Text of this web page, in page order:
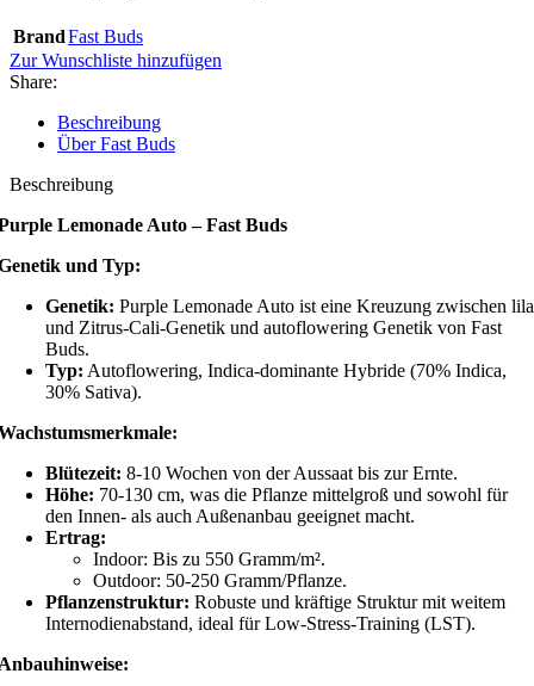
BrandFast Buds
Zur Wunschliste hinzufügen
Share:
Beschreibung
Über Fast Buds
Beschreibung
Lemonade Auto – Fast Buds
und Typ:
Genetik: Purple Lemonade Auto ist eine Kreuzung zwischen lila
und Zitrus-Cali-Genetik und autoflowering Genetik von Fast
Buds.
Typ: Autoflowering, Indica-dominante Hybride (70% Indica,
30% Sativa).
Blütezeit: 8-10 Wochen von der Aussaat bis zur Ernte.
Höhe: 70-130 cm, was die Pflanze mittelgroß und sowohl für
den Innen- als auch Außenanbau geeignet macht.
Ertrag:
Indoor: Bis zu 550 Gramm/m².
Outdoor: 50-250 Gramm/Pflanze.
Pflanzenstruktur: Robuste und kräftige Struktur mit weitem
Internodienabstand, ideal für Low-Stress-Training (LST).